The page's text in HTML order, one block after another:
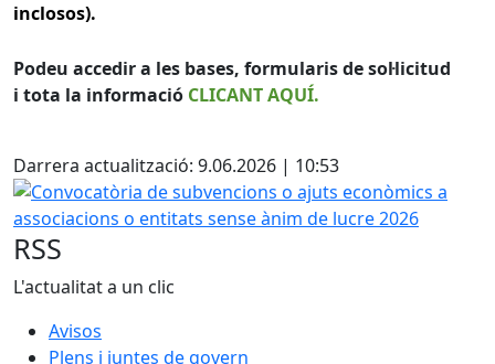
inclosos).
Podeu accedir a les bases, formularis de sol·licitud
i tota la informació CLICANT AQUÍ.
Darrera actualització: 9.06.2026 | 10:53
Convocatòria de subvencions o ajuts econòmics a
RSS
L'actualitat a un clic
Avisos
Plens i juntes de govern